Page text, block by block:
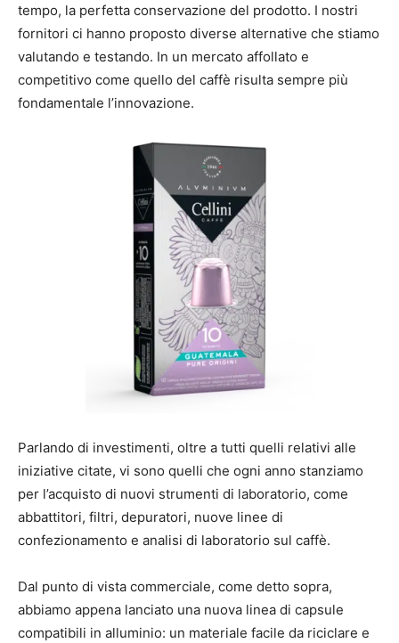
tempo, la perfetta conservazione del prodotto. I nostri
fornitori ci hanno proposto diverse alternative che stiamo
valutando e testando. In un mercato affollato e
competitivo come quello del caffè risulta sempre più
fondamentale l’innovazione.
Parlando di investimenti, oltre a tutti quelli relativi alle
iniziative citate, vi sono quelli che ogni anno stanziamo
per l’acquisto di nuovi strumenti di laboratorio, come
abbattitori, filtri, depuratori, nuove linee di
confezionamento e analisi di laboratorio sul caffè.
Dal punto di vista commerciale, come detto sopra,
abbiamo appena lanciato una nuova linea di capsule
compatibili in alluminio: un materiale facile da riciclare e